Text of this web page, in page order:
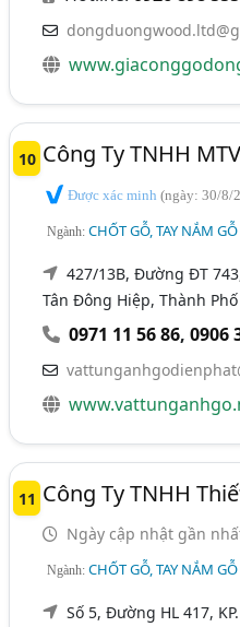
10 Công Ty TNHH
Được xác minh(ngày: 30/8/
Ngành:CHỐT GỖ, TAY NẮM GỖ
427/13B, Đường ĐT
Tân Đông Hiệp, Thành
0971 11 56 86,0906
11 Công Ty TNHH
Ngày cập nhật gần
Ngành:CHỐT GỖ, TAY NẮM GỖ
Số 5, Đường HL 417,